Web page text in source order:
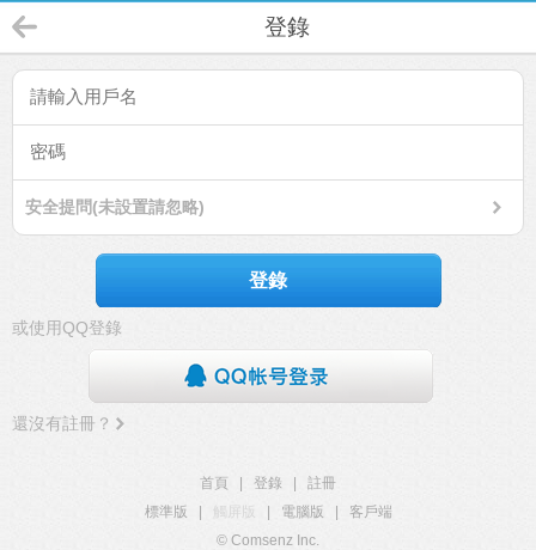
登錄
安全提問(未設置請忽略)
登錄
或使用QQ登錄
還沒有註冊？
首頁 登錄
註冊
標準版
觸屏版 電腦版
客戶端
© Comsenz Inc.